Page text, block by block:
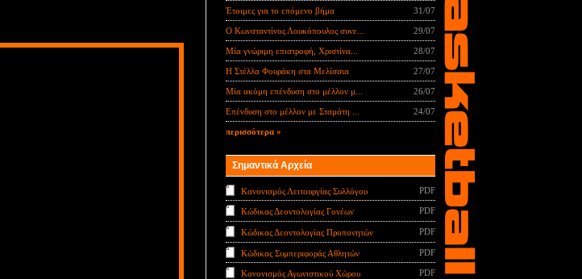
Έτοιμες για το επόμενο βήμα 31/07
Ο Κωνσταντίνος Λουκόπουλος συνε... 29/07
Μία γνώριμη επιστροφή, Χριστίνα... 28/07
Η Στέλλα Φουράκη στα Μελίσσια 27/07
Μία ακόμη επένδυση στο μέλλον μ... 26/07
Επένδυση στο μέλλον με Σταμάτη ... 24/07
περισσότερα »
Σημαντικά Αρχεία
Κανονισμός Λειτουργίας Συλλόγου PDF
Κώδικας Δεοντολογίας Γονέων PDF
Κώδικας Δεοντολογίας Προπονητών PDF
Κώδικας Συμπεριφοράς Αθλητών PDF
Κανονισμός Αγωνιστικού Χώρου PDF